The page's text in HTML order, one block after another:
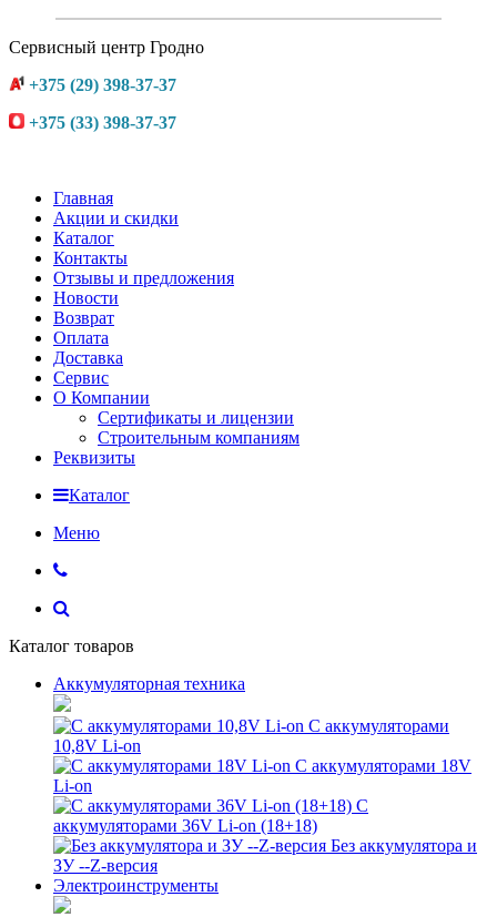
Сервисный центр Гродно
+375 (29) 398-37-37
+375 (33) 398-37-37
Главная
Акции и скидки
Каталог
Контакты
Отзывы и предложения
Новости
Возврат
Оплата
Доставка
Сервис
О Компании
Сертификаты и лицензии
Строительным компаниям
Реквизиты
Каталог
Меню
Каталог товаров
Аккумуляторная техника
С аккумуляторами
10,8V Li-on
С аккумуляторами 18V
Li-on
С
аккумуляторами 36V Li-on (18+18)
Без аккумулятора и
ЗУ --Z-версия
Электроинструменты